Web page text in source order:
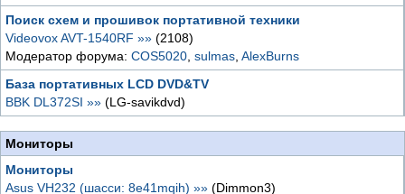
Поиск схем и прошивок портативной техники
Videovox AVT-1540RF »» (2108)
Модератор форума: COS5020 sulmas AlexBurns
База портативных LCD DVD&TV
BBK DL372SI »» (LG-savikdvd)
Мониторы
Монитoры
Asus VH232 (шасси: 8e41mqih) »» (Dimmon3)